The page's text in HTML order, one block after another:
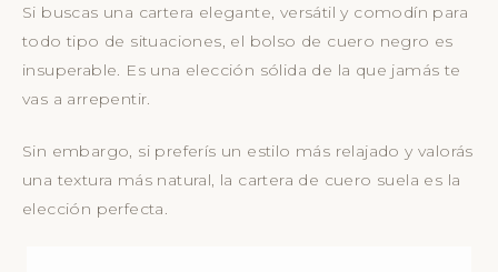
Si buscas una cartera elegante, versátil y comodín para
todo tipo de situaciones, el bolso de cuero negro es
insuperable. Es una elección sólida de la que jamás te
vas a arrepentir.
Sin embargo, si preferís un estilo más relajado y valorás
una textura más natural, la cartera de cuero suela es la
elección perfecta.